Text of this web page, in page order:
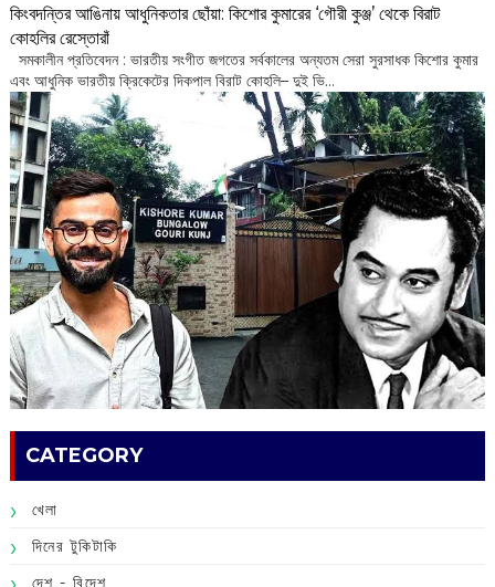
কিংবদন্তির আঙিনায় আধুনিকতার ছোঁয়া: কিশোর কুমারের ‘গৌরী কুঞ্জ’ থেকে বিরাট
কোহলির রেস্তোরাঁ
‌ সমকালীন প্রতিবেদন : ভারতীয় সংগীত জগতের সর্বকালের অন্যতম সেরা সুরসাধক কিশোর কুমার
এবং আধুনিক ভারতীয় ক্রিকেটের দিকপাল বিরাট কোহলি– ‌দুই ভি...
CATEGORY
খেলা
দিনের টুকিটাকি
দেশ - বিদেশ